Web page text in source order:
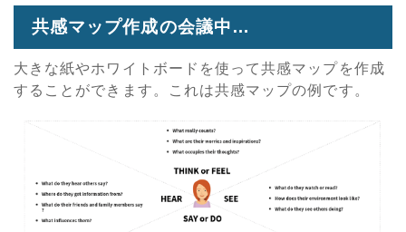
共感マップ作成の会議中…
大きな紙やホワイトボードを使って共感マップを作成
することができます。これは共感マップの例です。